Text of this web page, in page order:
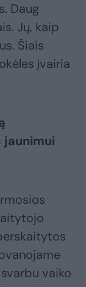
Daug
Jų, kaip
Šiais
įvairia
jaunimui
vaiko